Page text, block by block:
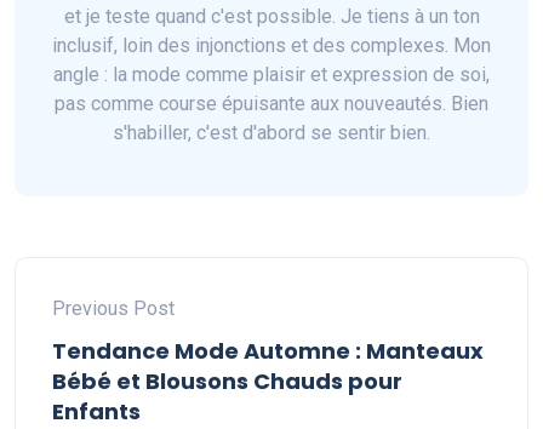
et je teste quand c'est possible. Je tiens à un ton
inclusif, loin des injonctions et des complexes. Mon
angle : la mode comme plaisir et expression de soi,
pas comme course épuisante aux nouveautés. Bien
s'habiller, c'est d'abord se sentir bien.
Previous Post
Tendance Mode Automne : Manteaux
Bébé et Blousons Chauds pour
Enfants